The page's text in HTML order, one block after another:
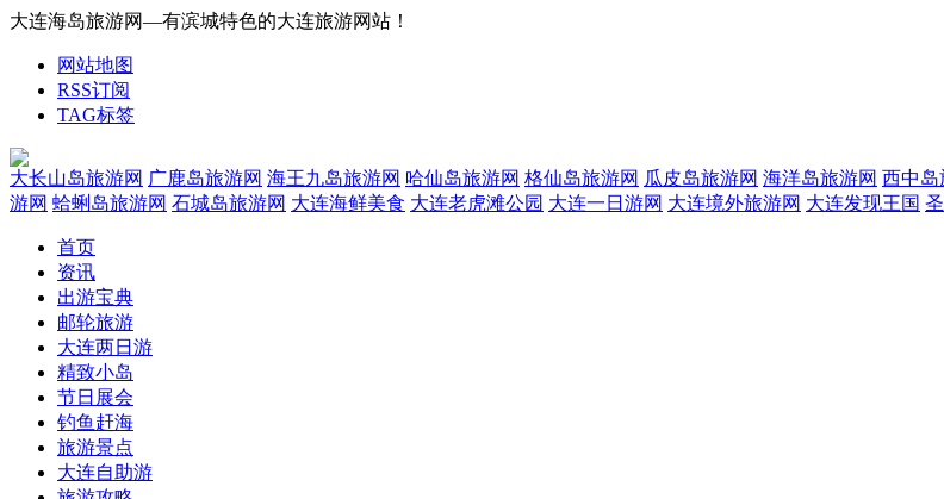
大连海岛旅游网—有滨城特色的大连旅游网站！
网站地图
RSS订阅
TAG标签
大长山岛旅游网 广鹿岛旅游网 海王九岛旅游网 哈仙岛旅游网 格仙岛旅游网 瓜皮岛旅游网 海洋岛旅游网 西中岛
游网 蛤蜊岛旅游网 石城岛旅游网 大连海鲜美食 大连老虎滩公园 大连一日游网 大连境外旅游网 大连发现王国
首页
资讯
出游宝典
邮轮旅游
大连两日游
精致小岛
节日展会
钓鱼赶海
旅游景点
大连自助游